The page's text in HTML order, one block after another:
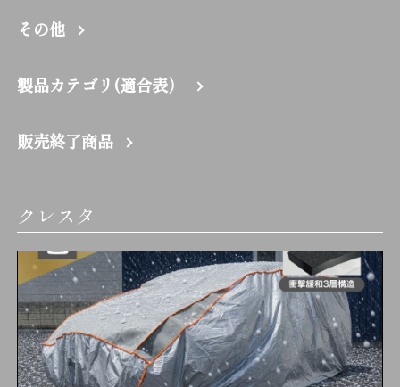
その他
製品カテゴリ(適合表）
販売終了商品
クレスタ